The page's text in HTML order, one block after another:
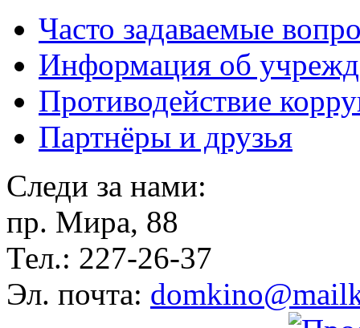
Часто задаваемые
Информация об
Противодействие
Партнёры и друзья
Следи за нами:
пр. Мира, 88
Тел.: 227-26-37
Эл. почта: